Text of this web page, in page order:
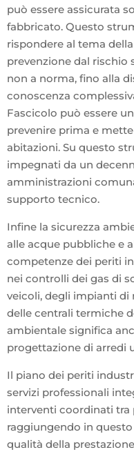
può essere assicurata
fabbricato. Questo
rispondere al tema
prevenzione dal
non a norma, fino alla
conoscenza
Fascicolo può essere
prevenire prima e
abitazioni. Su questo
impegnati da un
amministrazioni
supporto tecnico.
Infine la sicurezza
alle acque pubbliche e
competenze dei periti
nei controlli dei gas di
veicoli, degli impianti
delle centrali termiche
ambientale significa
progettazione di arredi
Il piano dei periti
servizi professionali
interventi coordinati
raggiungendo in
qualità della